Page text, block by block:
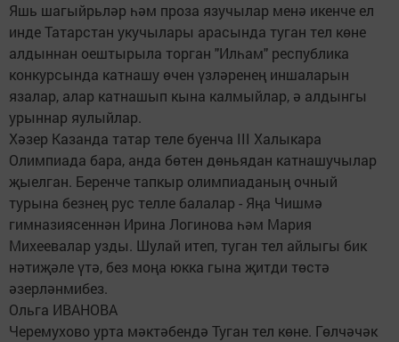
Яшь шагыйрьләр һәм проза язучылар менә икенче ел
инде Татарстан укучылары арасында туган тел көне
алдыннан оештырыла торган "Илһам" республика
конкурсында катнашу өчен үзләренең иншаларын
язалар, алар катнашып кына калмыйлар, ә алдынгы
урыннар яулыйлар.
Хәзер Казанда татар теле буенча III Халыкара
Олимпиада бара, анда бөтен дөньядан катнашучылар
җыелган. Беренче тапкыр олимпиаданың очный
турына безнең рус телле балалар - Яңа Чишмә
гимназиясеннән Ирина Логинова һәм Мария
Михеевалар узды. Шулай итеп, туган тел айлыгы бик
нәтиҗәле үтә, без моңа юкка гына җитди төстә
әзерләнмибез.
Ольга ИВАНОВА
Черемухово урта мәктәбендә Туган тел көне. Гөлчәчәк